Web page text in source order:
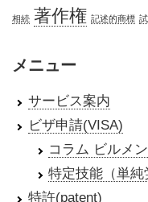
相続 著作権 記述的商標
メニュー
サービス案内
ビザ申請(VISA)
コラム ビルメン
特定技能（単
特許(patent)